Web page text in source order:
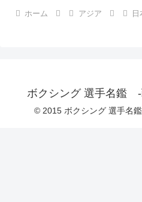
ホーム アジア 日
ボクシング 選手名鑑
© 2015 ボクシング 選手名